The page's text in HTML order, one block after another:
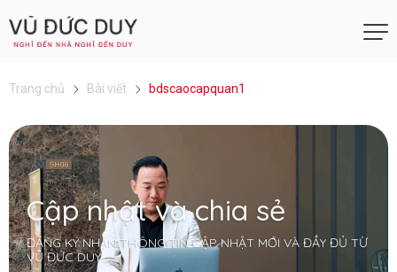
Trang chủ Bài viết bdscaocapquan1
Cập nhật và chia sẻ
ĐĂNG KÝ NHẬN THÔNG TIN CẬP NHẬT MỚI VÀ ĐẦY ĐỦ TỪ
VŨ ĐỨC DUY